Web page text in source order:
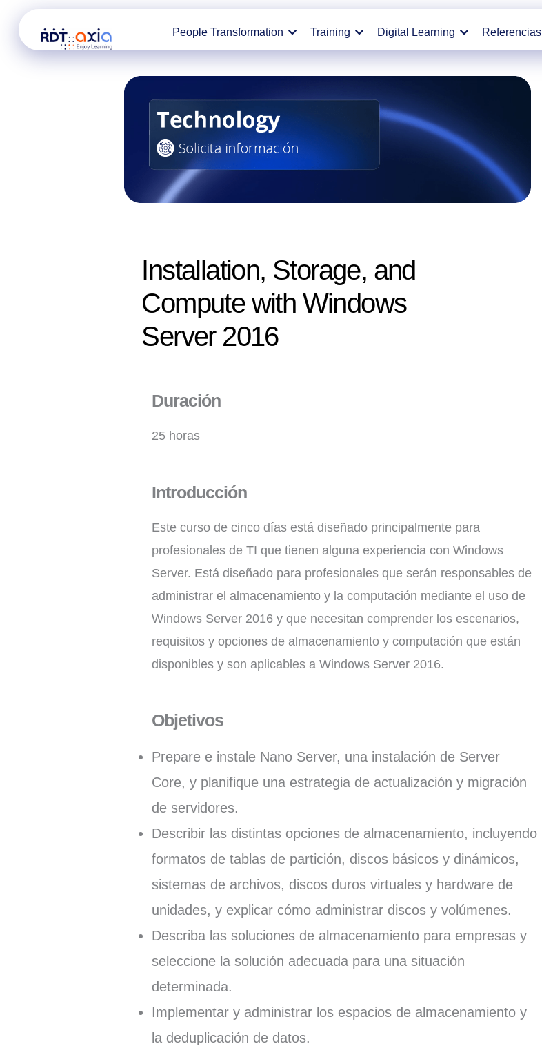
People Transformation Training Digital Learning Referencias
Installation, Storage, and
Compute with Windows
Server 2016
Duración
25 horas
Introducción
Este curso de cinco días está diseñado principalmente para
profesionales de TI que tienen alguna experiencia con Windows
Server. Está diseñado para profesionales que serán responsables de
administrar el almacenamiento y la computación mediante el uso de
Windows Server 2016 y que necesitan comprender los escenarios,
requisitos y opciones de almacenamiento y computación que están
disponibles y son aplicables a Windows Server 2016.
Objetivos
Prepare e instale Nano Server, una instalación de Server
Core, y planifique una estrategia de actualización y migración
de servidores.
Describir las distintas opciones de almacenamiento, incluyendo
formatos de tablas de partición, discos básicos y dinámicos,
sistemas de archivos, discos duros virtuales y hardware de
unidades, y explicar cómo administrar discos y volúmenes.
Describa las soluciones de almacenamiento para empresas y
seleccione la solución adecuada para una situación
determinada.
Implementar y administrar los espacios de almacenamiento y
la deduplicación de datos.